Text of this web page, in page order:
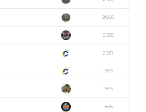
2060
2055
2031
1975
1975
1895